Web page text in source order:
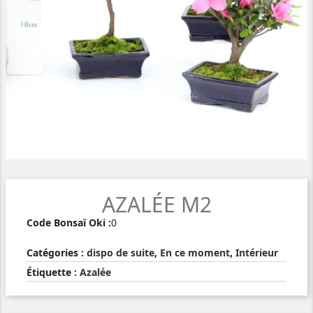
AZALÉE M2
Code Bonsaï Oki :0
Catégories : dispo de suite, En ce moment, Intérieur
Étiquette : Azalée